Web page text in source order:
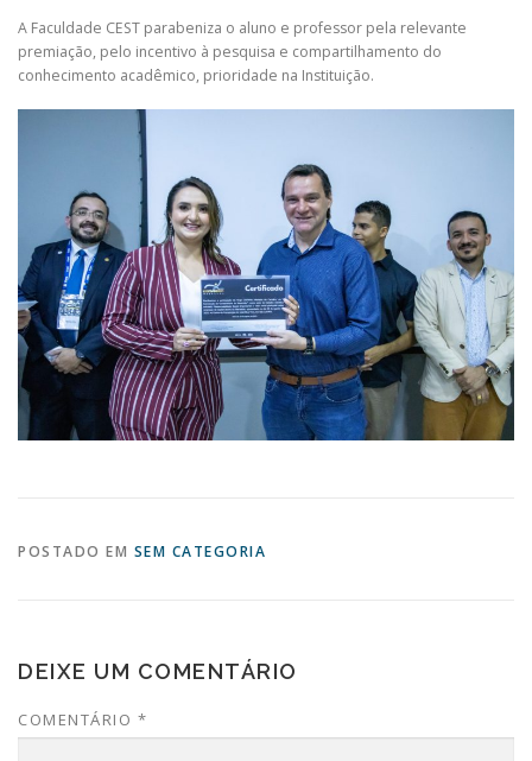
A Faculdade CEST parabeniza o aluno e professor pela relevante
premiação, pelo incentivo à pesquisa e compartilhamento do
conhecimento acadêmico, prioridade na Instituição.
POSTADO EM SEM CATEGORIA
DEIXE UM COMENTÁRIO
COMENTÁRIO *